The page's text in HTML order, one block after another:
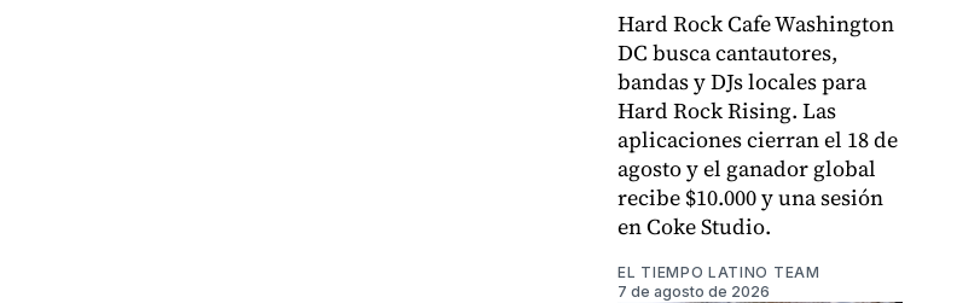
Hard Rock Cafe Washington
DC busca cantautores,
bandas y DJs locales para
Hard Rock Rising. Las
aplicaciones cierran el 18 de
agosto y el ganador global
recibe $10.000 y una sesión
en Coke Studio.
EL TIEMPO LATINO TEAM
7 de agosto de 2026